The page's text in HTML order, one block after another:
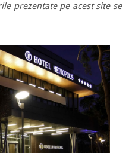
prezentate pe acest site se